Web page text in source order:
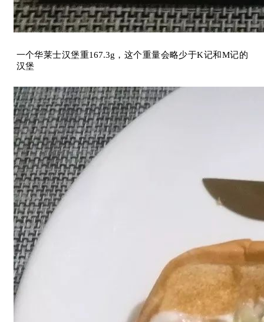
一个华莱士汉堡重167.3g，这个重量会略少于K记和M记的
汉堡